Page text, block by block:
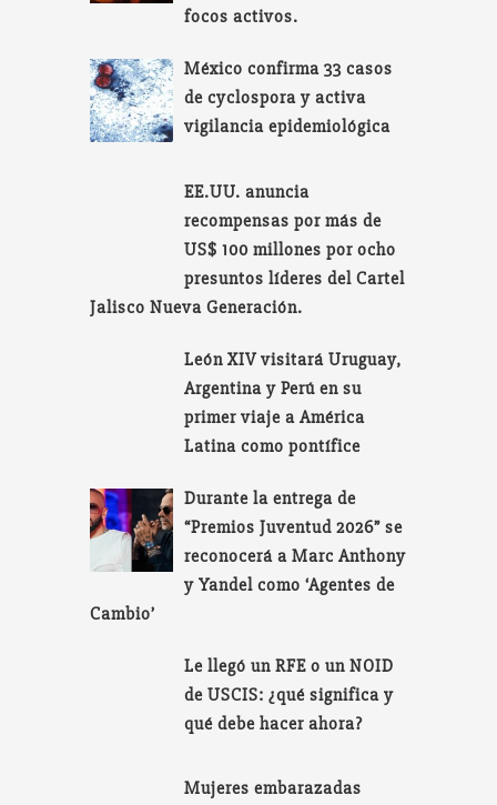
focos activos.
México confirma 33 casos
de cyclospora y activa
vigilancia epidemiológica
EE.UU. anuncia
recompensas por más de
US$ 100 millones por ocho
presuntos líderes del Cartel
Jalisco Nueva Generación.
León XIV visitará Uruguay,
Argentina y Perú en su
primer viaje a América
Latina como pontífice
Durante la entrega de
“Premios Juventud 2026” se
reconocerá a Marc Anthony
y Yandel como ‘Agentes de
Cambio’
Le llegó un RFE o un NOID
de USCIS: ¿qué significa y
qué debe hacer ahora?
Mujeres embarazadas